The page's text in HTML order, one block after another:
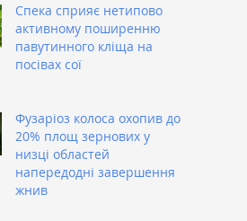
Спека сприяє нетипово
активному поширенню
павутинного кліща на
посівах сої
Фузаріоз колоса охопив до
20% площ зернових у
низці областей
напередодні завершення
жнив